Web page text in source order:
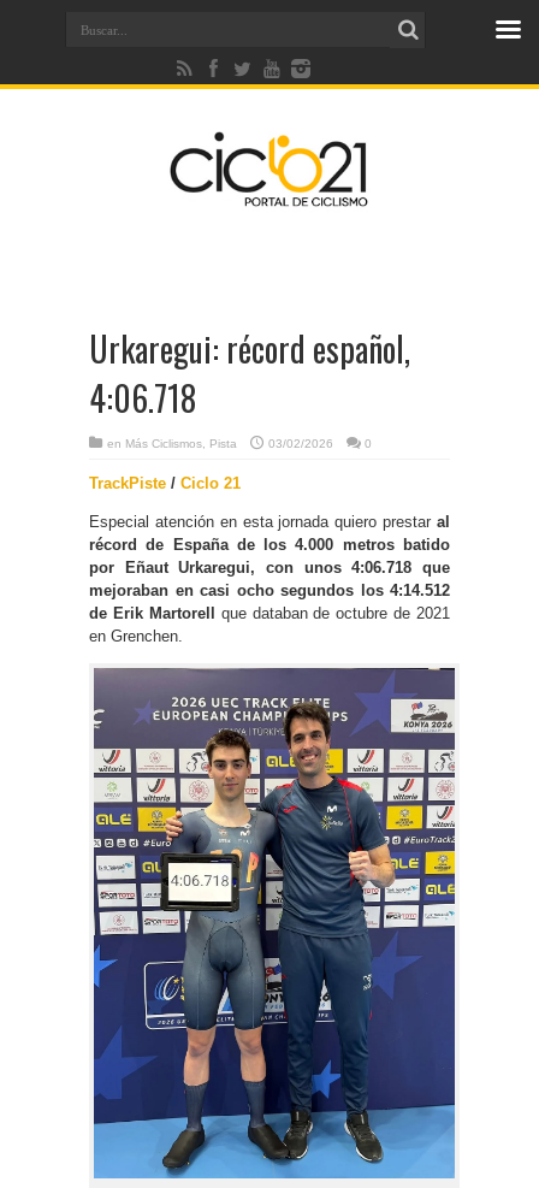
Urkaregui: récord español,
4:06.718
en Más Ciclismos Pista 03/02/2026 0
TrackPiste / Ciclo 21
Especial atención en esta jornada quiero prestar al
récord de España de los 4.000 metros batido
por Eñaut Urkaregui, con unos 4:06.718 que
mejoraban en casi ocho segundos los 4:14.512
de Erik Martorell
que databan de octubre de 2021
en Grenchen.